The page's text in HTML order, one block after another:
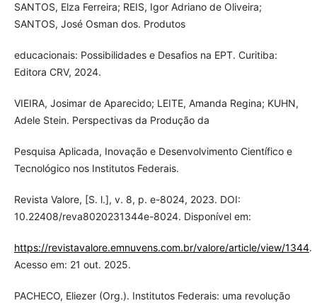
SANTOS, Elza Ferreira; REIS, Igor Adriano de Oliveira;
SANTOS, José Osman dos. Produtos
educacionais: Possibilidades e Desafios na EPT. Curitiba:
Editora CRV, 2024.
VIEIRA, Josimar de Aparecido; LEITE, Amanda Regina; KUHN,
Adele Stein. Perspectivas da Produção da
Pesquisa Aplicada, Inovação e Desenvolvimento Científico e
Tecnológico nos Institutos Federais.
Revista Valore, [S. l.], v. 8, p. e-8024, 2023. DOI:
10.22408/reva8020231344e-8024. Disponível em:
https://revistavalore.emnuvens.com.br/valore/article/view/1344.
Acesso em: 21 out. 2025.
PACHECO, Eliezer (Org.). Institutos Federais: uma revolução